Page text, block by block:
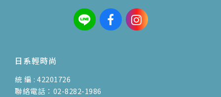
日系輕時尚
統 編 : 42201726
聯絡電話：02-8282-1986